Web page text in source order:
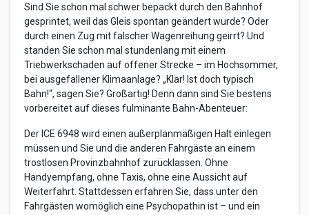
Sind Sie schon mal schwer bepackt durch den Bahnhof
gesprintet, weil das Gleis spontan geändert wurde? Oder
durch einen Zug mit falscher Wagenreihung geirrt? Und
standen Sie schon mal stundenlang mit einem
Triebwerkschaden auf offener Strecke – im Hochsommer,
bei ausgefallener Klimaanlage? „Klar! Ist doch typisch
Bahn!“, sagen Sie? Großartig! Denn dann sind Sie bestens
vorbereitet auf dieses fulminante Bahn-Abenteuer:
Der ICE 6948 wird einen außerplanmäßigen Halt einlegen
müssen und Sie und die anderen Fahrgäste an einem
trostlosen Provinzbahnhof zurücklassen. Ohne
Handyempfang, ohne Taxis, ohne eine Aussicht auf
Weiterfahrt. Stattdessen erfahren Sie, dass unter den
Fahrgästen womöglich eine Psychopathin ist – und ein